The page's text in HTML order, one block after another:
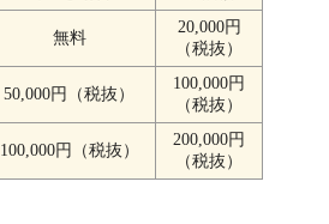
無料
20,000円
（税抜）
50,000円（税抜）
100,000円
（税抜）
100,000円（税抜）
200,000円
（税抜）